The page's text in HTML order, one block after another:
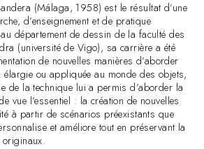
(Málaga, 1958) est le résultat d’une
d’enseignement et de pratique
département de dessin de la faculté des
(université de Vigo), sa carrière a été
de nouvelles manières d’aborder
élargie ou appliquée au monde des objets,
de la technique lui a permis d’aborder la
vue l’essentiel : la création de nouvelles
à partir de scénarios préexistants que
et améliore tout en préservant la